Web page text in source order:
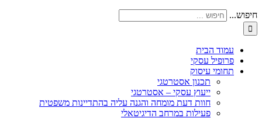
חיפוש...
עמוד הבית
פרופיל עסקי
תחומי עיסוק
תכנון אסטרטגי
ייעוץ עסקי – אסטרטגי
חוות דעת מומחה והגנה עליה בהתדיינות משפטית
פעילות במרחב הדיגיטאלי